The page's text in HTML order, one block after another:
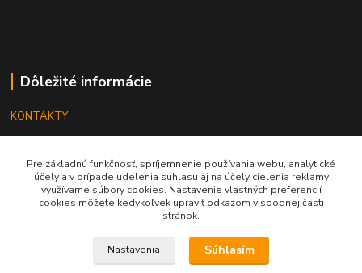
Dôležité informácie
KONTAKTY
REKLAMÁCIE
KATALÓGY
Pre základnú funkčnosť, spríjemnenie používania webu, analytické
účely a v prípade udelenia súhlasu aj na účely cielenia reklamy
využívame súbory cookies. Nastavenie vlastných preferencií
cookies môžete kedykoľvek upraviť odkazom v spodnej časti
stránok.
Nastavenia Súhlasím